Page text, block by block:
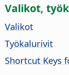
Valikot,
Valikot
Työkalurivit
Shortcut Keys